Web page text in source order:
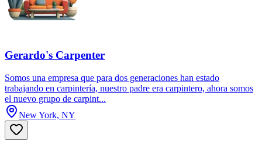
Gerardo's Carpenter
Somos una empresa que para dos generaciones han estado
trabajando en carpintería, nuestro padre era carpintero, ahora somos
el nuevo grupo de carpint...
New York, NY